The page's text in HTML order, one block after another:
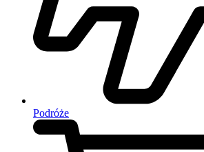
Podróże